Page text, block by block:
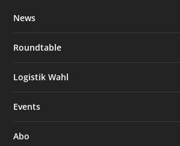
News
Roundtable
Logistik Wahl
Events
Abo